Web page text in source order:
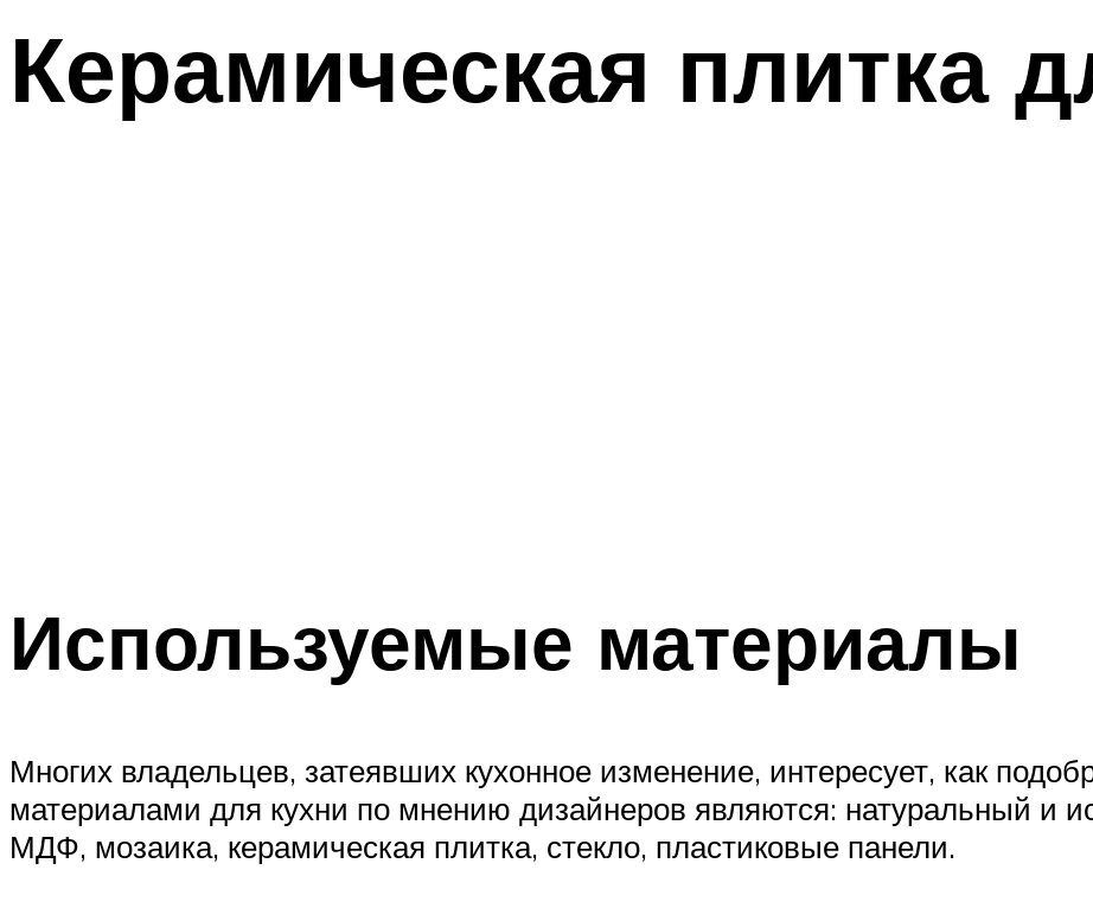
Керамическая плитка
Используемые материалы
Многих владельцев, затеявших кухонное изменение, интересует, как
материалами для кухни по мнению дизайнеров являются: натуральный и
МДФ, мозаика, керамическая плитка, стекло, пластиковые панели.